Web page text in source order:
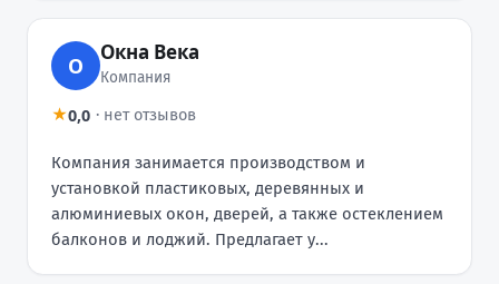
О
Окна Века
Компания
★0,0 · нет отзывов
Компания занимается производством и
установкой пластиковых, деревянных и
алюминиевых окон, дверей, а также остеклением
балконов и лоджий. Предлагает у...